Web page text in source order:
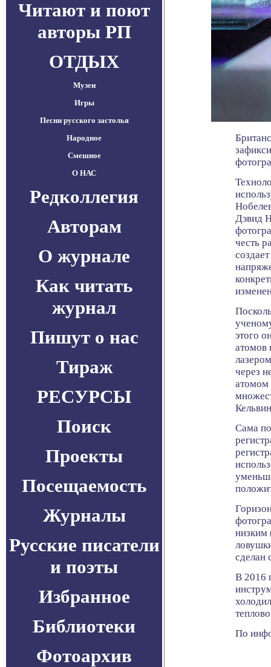
Читают и поют
авторы РП
ОТДЫХ
Музеи
Игры
Песни русского застолья
Народное
Смешное
О НАС
Редколлегия
Авторам
О журнале
Как читать
журнал
Пишут о нас
Тираж
РЕСУРСЫ
Поиск
Проекты
Посещаемость
Журналы
Русские писатели
и поэты
Избранное
Библиотеки
Фотоархив
Дэвид
честь
этого
атомов
через
атомом
Сама
низким
сделан
В 2016
По